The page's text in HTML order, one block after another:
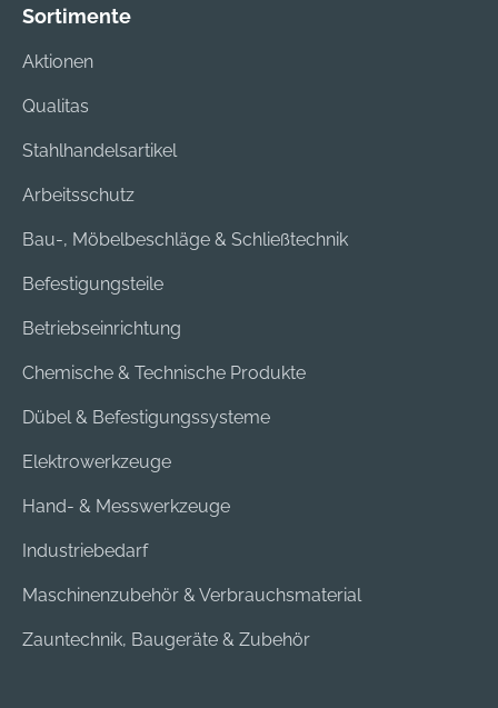
Sortimente
Aktionen
Qualitas
Stahlhandelsartikel
Arbeitsschutz
Bau-, Möbelbeschläge & Schließtechnik
Befestigungsteile
Betriebseinrichtung
Chemische & Technische Produkte
Dübel & Befestigungssysteme
Elektrowerkzeuge
Hand- & Messwerkzeuge
Industriebedarf
Maschinenzubehör & Verbrauchsmaterial
Zauntechnik, Baugeräte & Zubehör